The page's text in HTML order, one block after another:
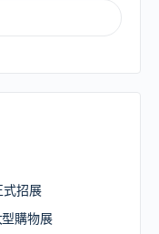
式招展
購物展